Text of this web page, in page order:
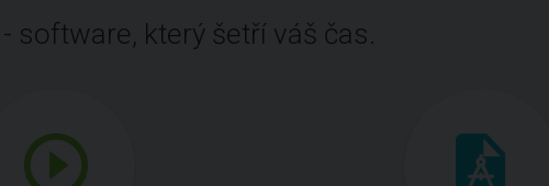
software, který šetří váš čas.